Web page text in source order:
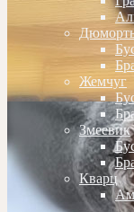
Жемчуг
Змеевик
Кварц